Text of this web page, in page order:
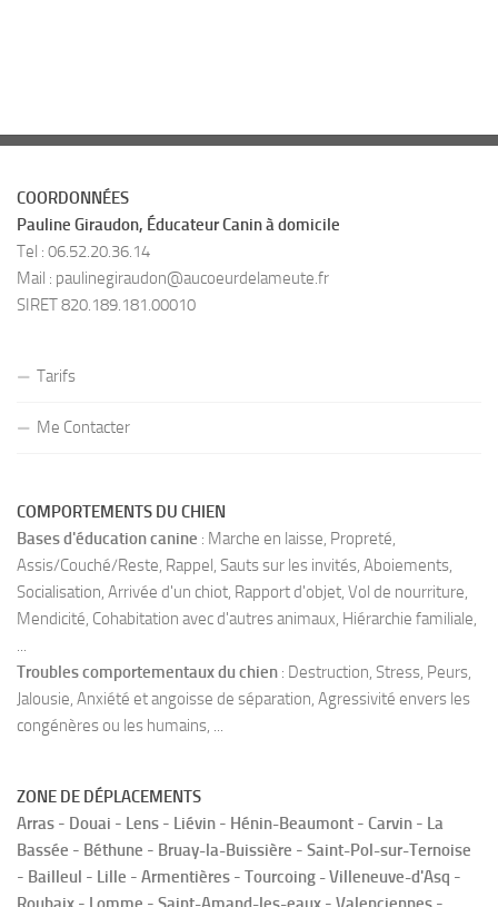
COORDONNÉES
Pauline Giraudon, Éducateur Canin à domicile
Tel : 06.52.20.36.14
Mail : paulinegiraudon@aucoeurdelameute.fr
SIRET 820.189.181.00010
Tarifs
Me Contacter
COMPORTEMENTS DU CHIEN
Bases d'éducation canine : Marche en laisse, Propreté,
Assis/Couché/Reste, Rappel, Sauts sur les invités, Aboiements,
Socialisation, Arrivée d'un chiot, Rapport d'objet, Vol de nourriture,
Mendicité, Cohabitation avec d'autres animaux, Hiérarchie familiale,
...
Troubles comportementaux du chien : Destruction, Stress, Peurs,
Jalousie, Anxiété et angoisse de séparation, Agressivité envers les
congénères ou les humains, ...
ZONE DE DÉPLACEMENTS
Arras - Douai - Lens - Liévin - Hénin-Beaumont - Carvin - La
Bassée - Béthune - Bruay-la-Buissière - Saint-Pol-sur-Ternoise
- Bailleul - Lille - Armentières - Tourcoing - Villeneuve-d'Asq -